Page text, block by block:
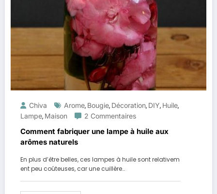
Chiva Arome, Bougie, Décoration, DIY, Huile,
Lampe, Maison 2 Commentaires
Comment fabriquer une lampe à huile aux
arômes naturels
En plus d’être belles, ces lampes à huile sont relativem
ent peu coûteuses, car une cuillère…